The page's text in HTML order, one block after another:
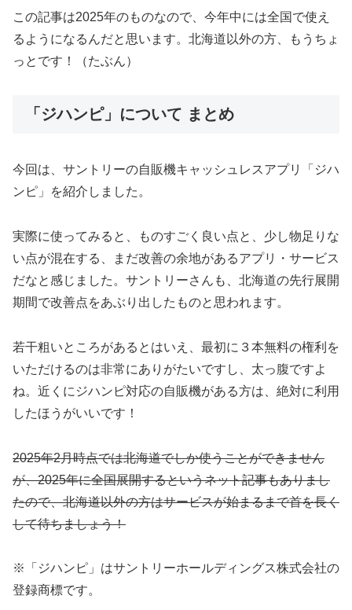
この記事は2025年のものなので、今年中には全国で使え
るようになるんだと思います。北海道以外の方、もうちょ
っとです！（たぶん）
「ジハンピ」について まとめ
今回は、サントリーの自販機キャッシュレスアプリ「ジハ
ンピ」を紹介しました。
実際に使ってみると、ものすごく良い点と、少し物足りな
い点が混在する、まだ改善の余地があるアプリ・サービス
だなと感じました。サントリーさんも、北海道の先行展開
期間で改善点をあぶり出したものと思われます。
若干粗いところがあるとはいえ、最初に３本無料の権利を
いただけるのは非常にありがたいですし、太っ腹ですよ
ね。近くにジハンピ対応の自販機がある方は、絶対に利用
したほうがいいです！
2025年2月時点では北海道でしか使うことができません
が、2025年に全国展開するというネット記事もありまし
たので、北海道以外の方はサービスが始まるまで首を長く
して待ちましょう！
※「ジハンピ」はサントリーホールディングス株式会社の
登録商標です。